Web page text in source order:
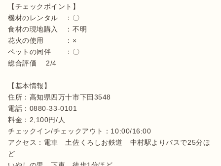
【チェックポイント】
機材のレンタル　：〇
食材の現地購入　：不明
花火の使用　　　：×
ペットの同伴　　：〇
総合評価 　2/4
【基本情報】
住所：高知県四万十市下田3548
電話：0880-33-0101
料金：2,100円/人
チェックイン/チェックアウト：10:00/16:00
アクセス：電車　土佐くろしお鉄道　中村駅よりバスで25分ほ
ど